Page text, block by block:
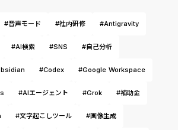
#音声モード #社内研修 #Antigravity
#AI検索 #SNS #自己分析
#Codex #Google Workspace
#AIエージェント #Grok #補助金
#文字起こしツール #画像生成